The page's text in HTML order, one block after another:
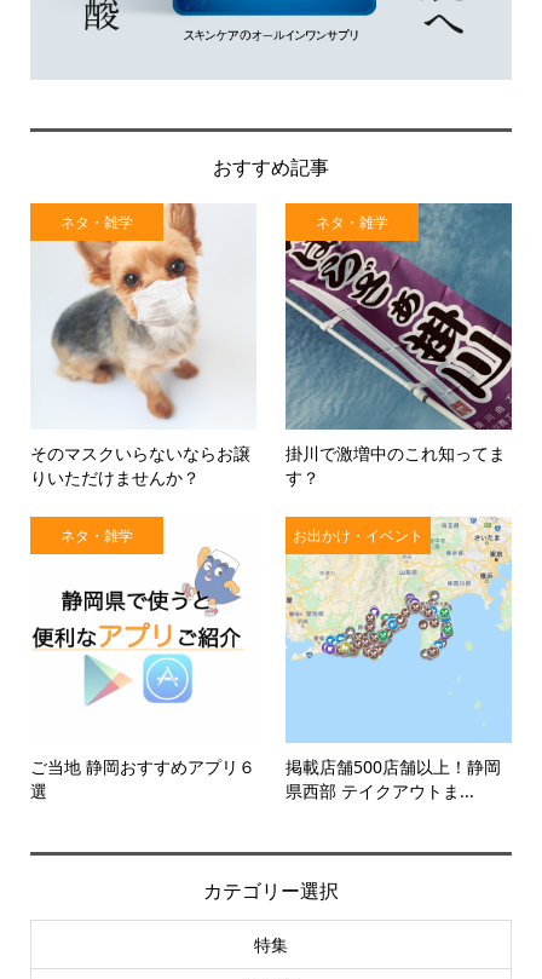
おすすめ記事
ネタ・雑学
そのマスクいらないならお譲
りいただけませんか？
ネタ・雑学
掛川で激増中のこれ知ってま
す？
ネタ・雑学
ご当地 静岡おすすめアプリ６
選
お出かけ・イベント
掲載店舗500店舗以上！静岡
県西部 テイクアウトま...
カテゴリー選択
特集